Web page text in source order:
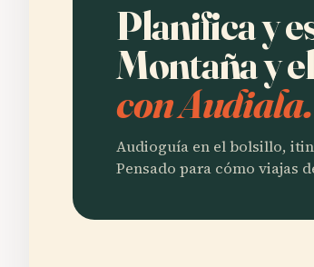
Planifica y
Montaña y
con Audiala.
Audioguía en el bolsillo,
Pensado para cómo viajas